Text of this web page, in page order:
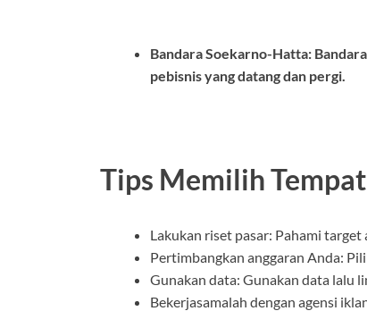
Bandara Soekarno-Hatta:
pebisnis yang datang dan pergi.
Tips Memilih
Lakukan riset pasar: Pahami target
Pertimbangkan anggaran Anda:
Gunakan data: Gunakan data lalu
Bekerjasamalah dengan agensi